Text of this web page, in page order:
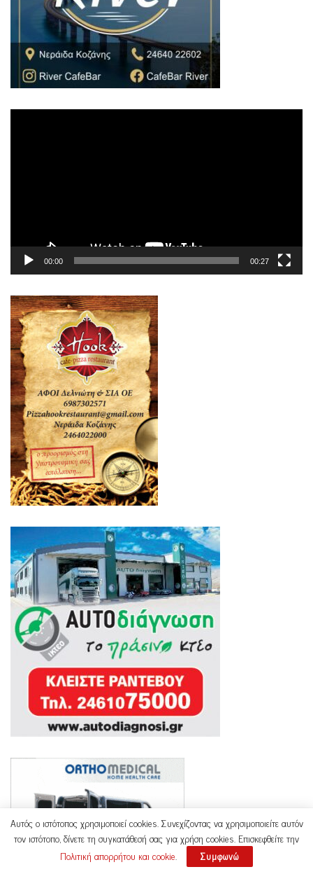
00:00 00:27
Αυτός ο ιστότοπος χρησιμοποιεί cookies. Συνεχίζοντας να χρησιμοποιείτε αυτόν
τον ιστότοπο, δίνετε τη συγκατάθεσή σας για χρήση cookies. Επισκεφθείτε την
Πολιτική απορρήτου και cookie. Συμφωνώ